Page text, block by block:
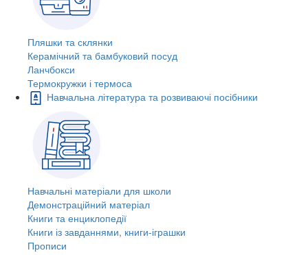
Пляшки та склянки
Керамічний та бамбуковий посуд
Ланчбокси
Термокружки і термоса
Навчальна література та розвиваючі посібники
Навчальні матеріали для школи
Демонстраційний матеріал
Книги та енциклопедії
Книги із завданнями, книги-іграшки
Прописи